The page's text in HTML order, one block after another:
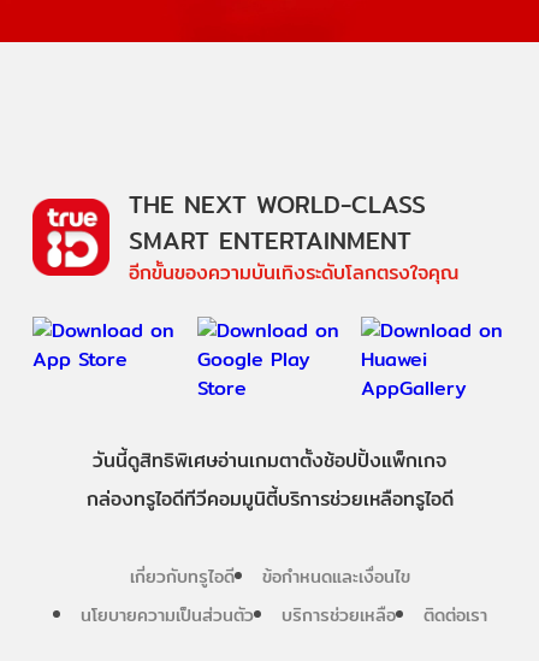
THE NEXT WORLD-CLASS
SMART ENTERTAINMENT
อีกขั้นของความบันเทิงระดับโลกตรงใจคุณ
วันนี้ดูสิทธิพิเศษอ่านเกมตาตั้งช้อปปิ้งแพ็กเกจ
กล่องทรูไอดีทีวีคอมมูนิตี้บริการช่วยเหลือทรูไอดี
เกี่ยวกับทรูไอดี
ข้อกำหนดและเงื่อนไข
นโยบายความเป็นส่วนตัว
บริการช่วยเหลือ ติดต่อเรา